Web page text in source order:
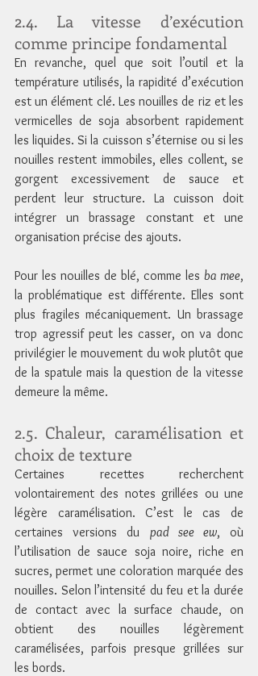
2.4. La vitesse d’exécution
comme principe fondamental
En revanche, quel que soit l’outil et la
température utilisés, la rapidité d’exécution
est un élément clé. Les nouilles de riz et les
vermicelles de soja absorbent rapidement
les liquides. Si la cuisson s’éternise ou si les
nouilles restent immobiles, elles collent, se
gorgent excessivement de sauce et
perdent leur structure. La cuisson doit
intégrer un brassage constant et une
organisation précise des ajouts.
Pour les nouilles de blé, comme les ba mee,
la problématique est différente. Elles sont
plus fragiles mécaniquement. Un brassage
trop agressif peut les casser, on va donc
privilégier le mouvement du wok plutôt que
de la spatule mais la question de la vitesse
demeure la même.
2.5. Chaleur, caramélisation et
choix de texture
Certaines recettes recherchent
volontairement des notes grillées ou une
légère caramélisation. C’est le cas de
certaines versions du pad see ew, où
l’utilisation de sauce soja noire, riche en
sucres, permet une coloration marquée des
nouilles. Selon l’intensité du feu et la durée
de contact avec la surface chaude, on
obtient des nouilles légèrement
caramélisées, parfois presque grillées sur
les bords.